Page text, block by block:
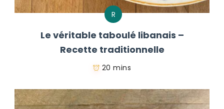
R
Le véritable taboulé libanais –
Recette traditionnelle
20 mins